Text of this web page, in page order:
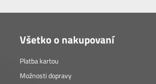
Všetko o nakupovaní
Platba kartou
Možnosti dopravy